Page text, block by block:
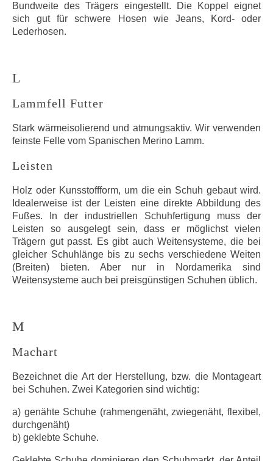
Bundweite des Trägers eingestellt. Die Koppel eignet
sich gut für schwere Hosen wie Jeans, Kord- oder
Lederhosen.
L
Lammfell Futter
Stark wärmeisolierend und atmungsaktiv. Wir verwenden
feinste Felle vom Spanischen Merino Lamm.
Leisten
Holz oder Kunsstoffform, um die ein Schuh gebaut wird.
Idealerweise ist der Leisten eine direkte Abbildung des
Fußes. In der industriellen Schuhfertigung muss der
Leisten so ausgelegt sein, dass er möglichst vielen
Trägern gut passt. Es gibt auch Weitensysteme, die bei
gleicher Schuhlänge bis zu sechs verschiedene Weiten
(Breiten) bieten. Aber nur in Nordamerika sind
Weitensysteme auch bei preisgünstigen Schuhen üblich.
M
Machart
Bezeichnet die Art der Herstellung, bzw. die Montageart
bei Schuhen. Zwei Kategorien sind wichtig:
a) genähte Schuhe (rahmengenäht, zwiegenäht, flexibel,
durchgenäht)
b) geklebte Schuhe.